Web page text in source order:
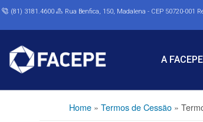
Home »Termos de Cessão »
(81) 3181.4600 Rua Benfica, 150, Madalena - CEP 50720-001
A FACEPE